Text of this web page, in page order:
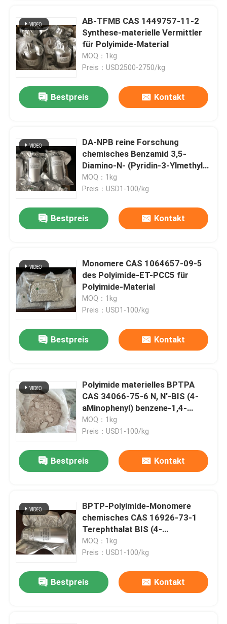
Haus
Videos
Fabrik-Ausflug
Qualitätskontrolle
Treten Sie mit uns in Verbindung
Fordern Sie ein Zitat
Beschichtendes Gummimaterial
Elektronische Chemikalien
Organische photo-voltaische Materialien
Rohstoffe der pharmazeutischen Produkte
Körperpflege-Rohstoffe
Kosmetische Rohstoffe
AB-TFMB CAS 1449757-11-2
Synthese-materielle Vermittler
für Polyimide-Material
MOQ：1kg
Preis：USD2500-2750/kg
Bestpreis Kontakt
DA-NPB reine Forschung
chemisches Benzamid 3,5-
Diamino-N- (Pyridin-3-Ylmethyl)
CASs 1174642-69-3
MOQ：1kg
Preis：USD1-100/kg
Bestpreis Kontakt
Monomere CAS 1064657-09-5
des Polyimide-ET-PCC5 für
Polyimide-Material
MOQ：1kg
Preis：USD1-100/kg
Bestpreis Kontakt
Polyimide materielles BPTPA
CAS 34066-75-6 N, N'-BIS (4-
aMinophenyl) benzene-1,4-
dicarboxaMide
MOQ：1kg
Preis：USD1-100/kg
Bestpreis Kontakt
BPTP-Polyimide-Monomere
chemisches CAS 16926-73-1
Terephthalat BIS (4-
Aminophenyl)
MOQ：1kg
Preis：USD1-100/kg
Bestpreis Kontakt